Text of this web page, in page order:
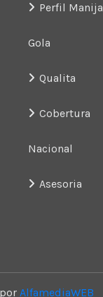
Perfil Manija
Gola
Qualita
Cobertura
Nacional
Asesoria
AlfamediaWEB